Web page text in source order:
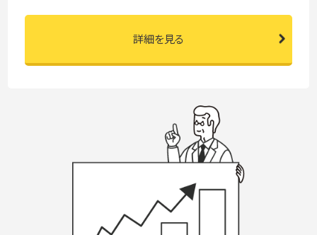
詳細を見る